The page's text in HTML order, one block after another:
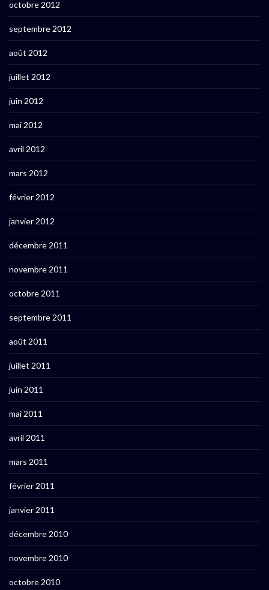
octobre 2012
septembre 2012
août 2012
juillet 2012
juin 2012
mai 2012
avril 2012
mars 2012
février 2012
janvier 2012
décembre 2011
novembre 2011
octobre 2011
septembre 2011
août 2011
juillet 2011
juin 2011
mai 2011
avril 2011
mars 2011
février 2011
janvier 2011
décembre 2010
novembre 2010
octobre 2010